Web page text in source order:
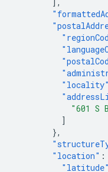
"locality"
"601 S
]
},
"location" :
"latitude"